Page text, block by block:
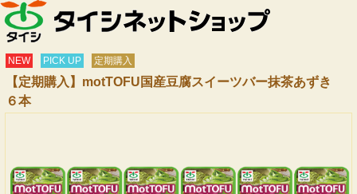
NEW PICK UP 定期購入
【定期購入】motTOFU国産豆腐スイーツバー抹茶あずき
６本